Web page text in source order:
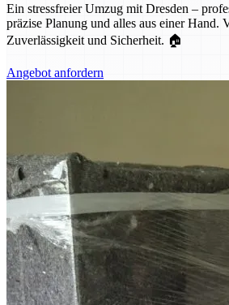
Ein stressfreier Umzug mit Dresden –
präzise Planung und alles aus einer Hand.
Zuverlässigkeit und Sicherheit. 🏠
Angebot anfordern